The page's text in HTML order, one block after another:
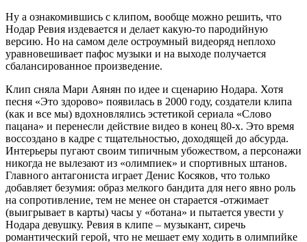
Ну а ознакомившись с клипом, вообще можно решить, что
Нодар Ревия издевается и делает какую-то пародийную
версию. Но на самом деле остроумный видеоряд неплохо
уравновешивает пафос музыки и на выходе получается
сбалансированное произведение.
Клип сняла Мари Аянян по идее и сценарию Нодара. Хотя
песня «Это здорово» появилась в 2000 году, создатели клипа
(как и все мы) вдохновлялись эстетикой сериала «Слово
пацана» и перенесли действие видео в конец 80-х. Это время
воссоздано в кадре с тщательностью, доходящей до абсурда.
Интерьеры пугают своим типичным убожеством, а персонажи
никогда не вылезают из «олимпиек» и спортивных штанов.
Главного антагониста играет Денис Косяков, что только
добавляет безумия: образ мелкого бандита для него явно роль
на сопротивление, тем не менее он старается -отжимает
(выигрывает в карты) часы у «ботана» и пытается увести у
Нодара девушку. Ревия в клипе – музыкант, сиречь
романтический герой, что не мешает ему ходить в олимпийке